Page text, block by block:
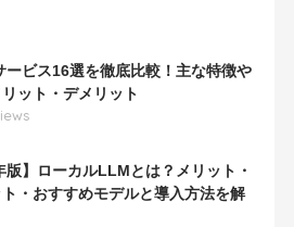
ービス16選を徹底比較！主な特徴や
ット・デメリット
版】ローカルLLMとは？メリット・
・おすすめモデルと導入方法を解